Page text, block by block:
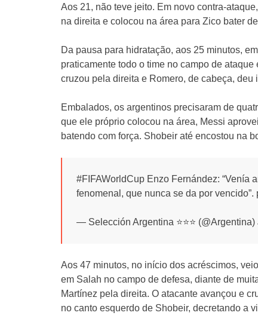
Aos 21, não teve jeito. Em novo contra-
na direita e colocou na área para Zico bater
Da pausa para hidratação, aos 25 minutos,
praticamente todo o time no campo de
cruzou pela direita e Romero, de cabeça, deu
Embalados, os argentinos precisaram de
que ele próprio colocou na área, Messi
batendo com força. Shobeir até encostou na
#FIFAWorldCup Enzo Fernández: “Venía
fenomenal, que nunca se da por vencido”.
— Selección Argentina ⭐⭐⭐
Aos 47 minutos, no início dos acréscimos,
em Salah no campo de defesa, diante de
Martínez pela direita. O atacante avançou e
no canto esquerdo de Shobeir, decretando a